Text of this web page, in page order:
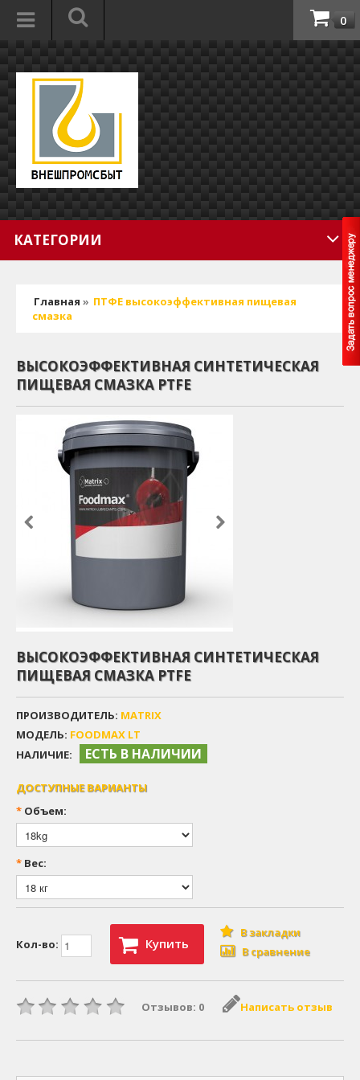
0
КАТЕГОРИИ
Главная » ПТФЕ высокоэффективная пищевая
смазка
ВЫСОКОЭФФЕКТИВНАЯ СИНТЕТИЧЕСКАЯ
ПИЩЕВАЯ СМАЗКА PTFE
ВЫСОКОЭФФЕКТИВНАЯ СИНТЕТИЧЕСКАЯ
ПИЩЕВАЯ СМАЗКА PTFE
ПРОИЗВОДИТЕЛЬ: MATRIX
МОДЕЛЬ: FOODMAX LT
НАЛИЧИЕ:
ЕСТЬ В НАЛИЧИИ
ДОСТУПНЫЕ ВАРИАНТЫ
* Объем:
* Вес:
Кол-во: Купить
В закладки
В сравнение
Отзывов: 0 Написать отзыв